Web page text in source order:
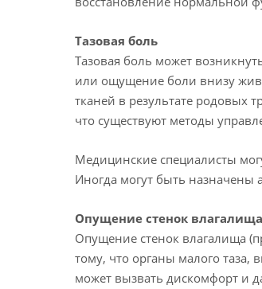
Тазовая боль
Тазовая боль может
или ощущение боли внизу
тканей в результате родовых
что существуют методы
Медицинские специалисты
Иногда могут быть
Опущение стенок влагалища
Опущение стенок влагалища
тому, что органы малого
может вызвать дискомфорт и